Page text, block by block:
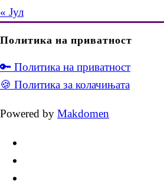
« Јул
Политика на приватност
🔑 Политика на приватност
🍪 Политика за колачињата
Powered by Makdomen